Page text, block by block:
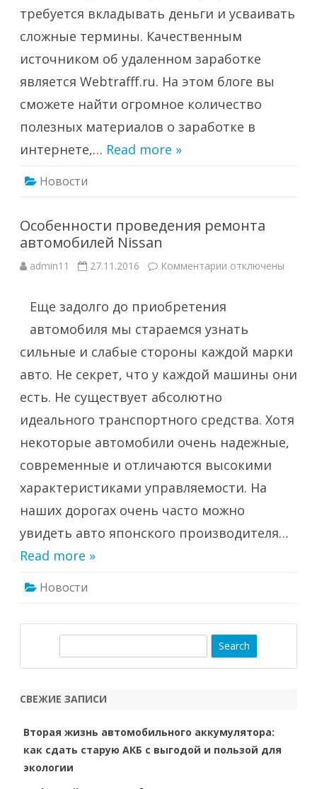
требуется вкладывать деньги и усваивать
сложные термины. Качественным
источником об удаленном заработке
является Webtrafff.ru. На этом блоге вы
сможете найти огромное количество
полезных материалов о заработке в
интернете,… Read more »
Новости
Особенности проведения ремонта
автомобилей Nissan
admin11 27.11.2016 Комментарии к
Nissan
отключены
Еще задолго до приобретения
автомобиля мы стараемся узнать
сильные и слабые стороны каждой марки
авто. Не секрет, что у каждой машины они
есть. Не существует абсолютно
идеального транспортного средства. Хотя
некоторые автомобили очень надежные,
современные и отличаются высокими
характеристиками управляемости. На
наших дорогах очень часто можно
увидеть авто японского производителя…
Read more »
Новости
r
h
СВЕЖИЕ ЗАПИСИ
Вторая жизнь автомобильного аккумулятора:
как сдать старую АКБ с выгодой и пользой для
экологии